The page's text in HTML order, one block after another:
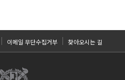
이메일 무단수집거부 찾아오시는 길